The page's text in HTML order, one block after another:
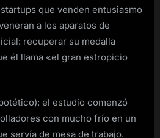
que venden entusiasmo
a los aparatos de
recuperar su medalla
él llama «el gran estropicio
el estudio comenzó
con mucho frío en un
servía de mesa de trabajo.